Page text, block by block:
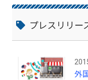
ーションにおけるト
軽減を実現します。 ウェブビーコンのサー
ビスは、 （１）ビー
検知（イベント）と
（２）イベントとア
理画面を有し、アプ
プレスリリー
外